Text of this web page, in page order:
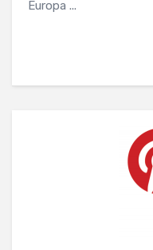
Europa ...